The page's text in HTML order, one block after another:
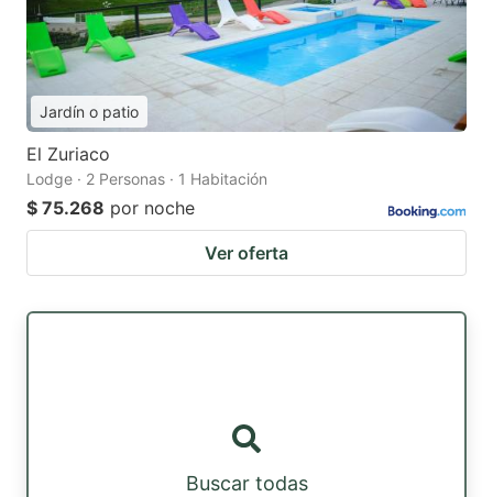
Jardín o patio
El Zuriaco
Lodge · 2 Personas · 1 Habitación
$ 75.268 por noche
Ver oferta
Buscar todas